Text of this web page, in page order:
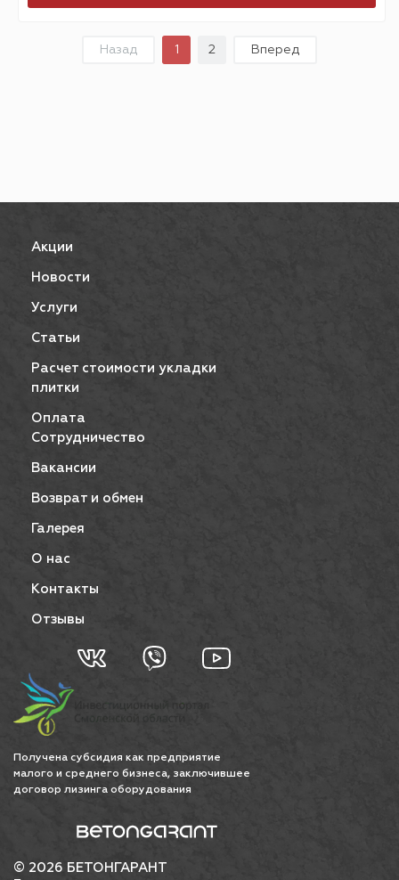
Назад 1 2 Вперед
© 2026 БЕТОНГАРАНТ
Акции
Новости
Услуги
Статьи
Расчет стоимости укладки
плитки
Оплата
Сотрудничество
Вакансии
Возврат и обмен
Галерея
О нас
Контакты
Отзывы
Получена субсидия как предприятие
малого и среднего бизнеса, заключившее
договор лизинга оборудования